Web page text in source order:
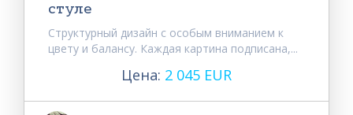
стуле
Структурный дизайн с особым вниманием к
цвету и балансу. Каждая картина подписана,...
Цена: 2 045 EUR